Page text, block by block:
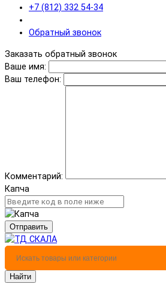
+7 (812) 332 54-34
Обратный звонок
Заказать обратный звонок
Ваше имя:
Ваш телефон:
Комментарий:
Капча
Отправить
Найти